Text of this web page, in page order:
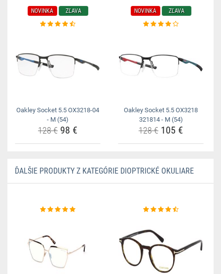
NOVINKA ZĽAVA
Oakley Socket 5.5 OX3218-04
- M (54)
128 € 98 €
NOVINKA ZĽAVA
Oakley Socket 5.5 OX3218
321814 - M (54)
128 € 105 €
ĎALŠIE PRODUKTY Z KATEGÓRIE DIOPTRICKÉ OKULIARE